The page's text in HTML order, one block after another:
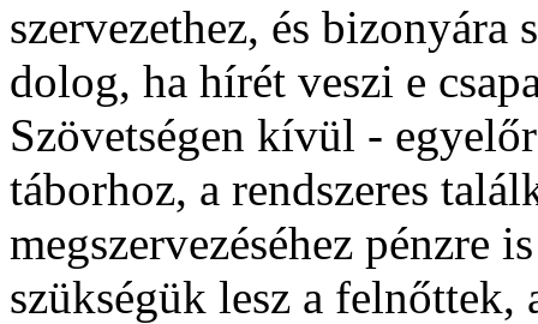
szervezethez, és
dolog, ha hírét veszi e
Szövetségen kívül -
táborhoz, a rendszeres
megszervezéséhez pénzre
szükségük lesz a felnőttek,